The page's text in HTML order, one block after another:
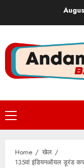
Primary
Menu
Home
खेल
135वां इंडियनऑयल डूरंड